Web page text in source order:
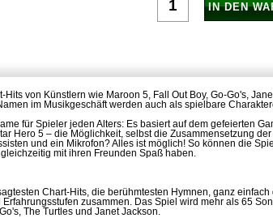
IN DEN
Hits von Künstlern wie Maroon 5, Fall Out Boy, Go-Go's,
im Musikgeschäft werden auch als spielbare
für Spieler jeden Alters: Es basiert auf dem gefeierten
Hero 5 – die Möglichkeit, selbst die Zusammensetzung
und ein Mikrofon? Alles ist möglich! So können die
mit ihren Freunden Spaß haben.
Chart-Hits, die berühmtesten Hymnen, ganz
zusammen. Das Spiel wird mehr als 65
The Turtles und Janet Jackson.